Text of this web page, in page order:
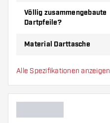
Völlig zusammengebaute
Dartpfeile?
Material Darttasche
Kapazität Darttasche
Hauptfarbe
Alle Spezifikationen anzeigen